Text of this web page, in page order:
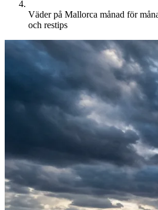
Väder på Mallorca månad för
och restips